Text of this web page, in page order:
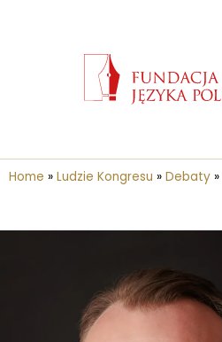
Home » Ludzie Kongresu » Debaty »